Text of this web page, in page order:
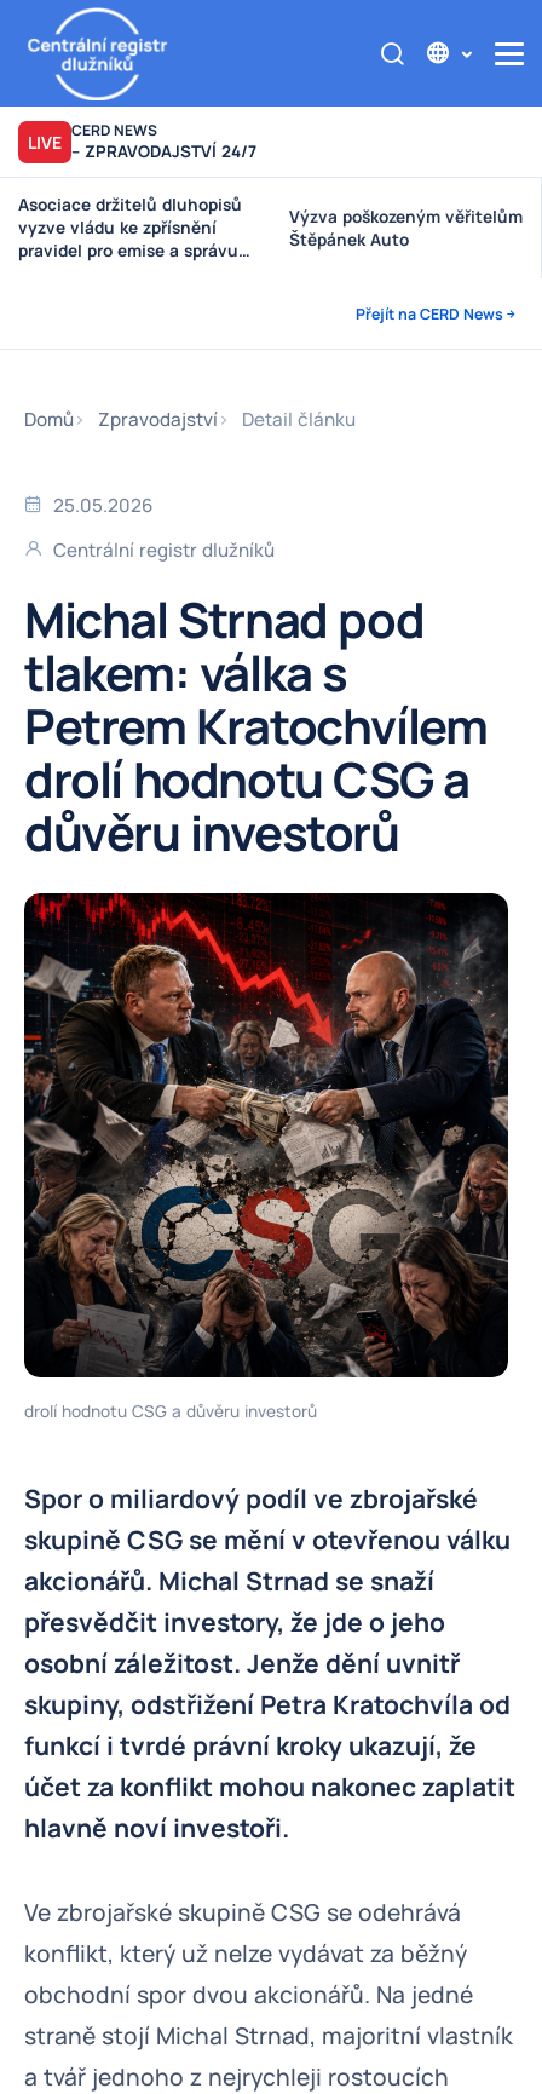
LIVE CERD NEWS
– ZPRAVODAJSTVÍ 24/7
Asociace držitelů dluhopisů
vyzve vládu ke zpřísnění
pravidel pro emise a správu
Výzva poškozeným věřitelům
Štěpánek Auto
Přejít na CERD News
Domů Zpravodajství Detail článku
25.05.2026
Centrální registr dlužníků
Michal Strnad pod
tlakem: válka s
Petrem Kratochvílem
drolí hodnotu CSG a
důvěru investorů
drolí hodnotu CSG a důvěru investorů
Spor o miliardový podíl ve zbrojařské
skupině CSG se mění v otevřenou válku
akcionářů. Michal Strnad se snaží
přesvědčit investory, že jde o jeho
osobní záležitost. Jenže dění uvnitř
skupiny, odstřižení Petra Kratochvíla od
funkcí i tvrdé právní kroky ukazují, že
účet za konflikt mohou nakonec zaplatit
hlavně noví investoři.
Ve zbrojařské skupině CSG se odehrává
konflikt, který už nelze vydávat za běžný
obchodní spor dvou akcionářů. Na jedné
straně stojí Michal Strnad, majoritní vlastník
a tvář jednoho z nejrychleji rostoucích